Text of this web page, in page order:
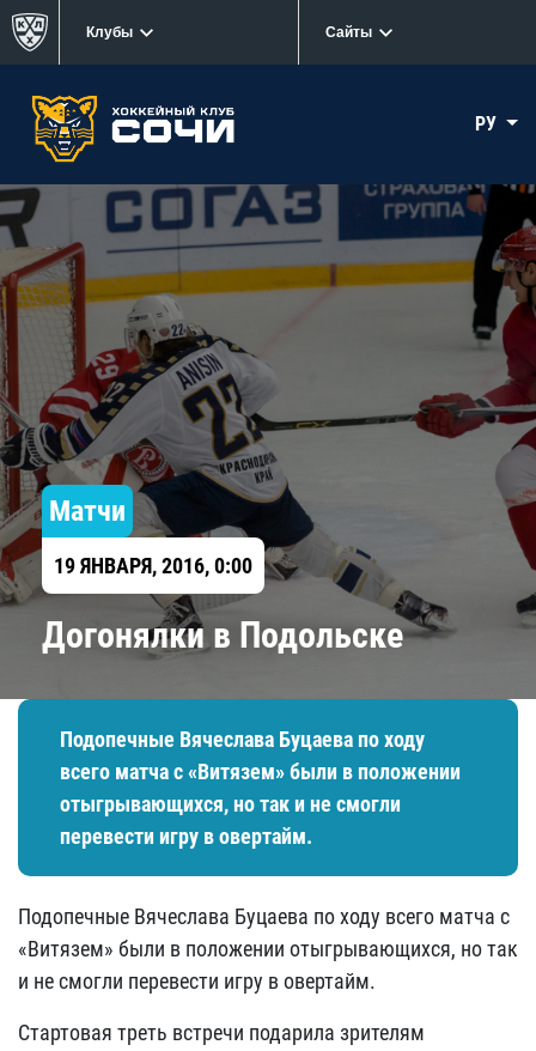
Клубы Сайты
РУ
Матчи
19 ЯНВАРЯ, 2016, 0:00
Догонялки в Подольске
Подопечные Вячеслава Буцаева по ходу
всего матча с «Витязем» были в положении
отыгрывающихся, но так и не смогли
перевести игру в овертайм.
Подопечные Вячеслава Буцаева по ходу всего матча с
«Витязем» были в положении отыгрывающихся, но так
и не смогли перевести игру в овертайм.
Стартовая треть встречи подарила зрителям